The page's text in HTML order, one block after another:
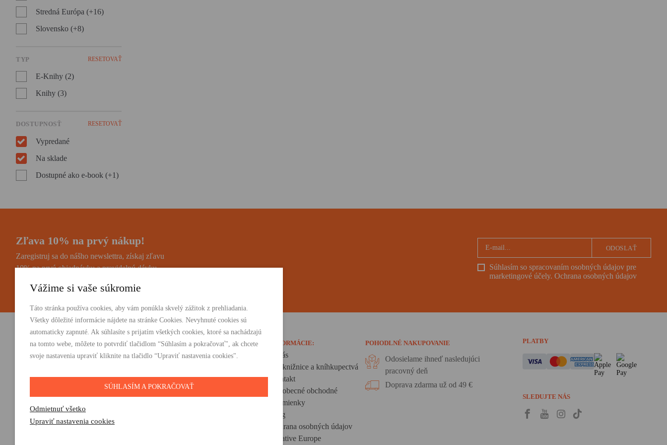
Stredná Európa (+16)
Slovensko (+8)
TYP RESETOVAŤ
E-Knihy (2)
Knihy (3)
DOSTUPNOSŤ RESETOVAŤ
Vypredané
Na sklade
Dostupné ako e-book (+1)
Zľava 10% na prvý nákup!
Zaregistruj sa do nášho newslettra, získaj zľavu
10% na prvú objednávku a pravidelnú dávku
Súhlasím so spracovaním osobných údajov pre
marketingové účely. Ochrana osobných údajov
ODOSLAŤ
Vydavateľstvo Absynt s.r.o.
Suvorovova 2683/30C, 010 01 Žilina
PRODUKTY:
Knihy
Darčeky
INFORMÁCIE:
O nás
Pre knižnice a kníhkupectvá
Kontakt
Všeobecné obchodné
podmienky
Blog
Ochrana osobných údajov
Creative Europe
POHODLNÉ NAKUPOVANIE
Odosielame ihneď nasledujúci
pracovný deň
Doprava zdarma už od 49 €
PLATBY
SLEDUJTE NÁS
Vážime si vaše súkromie
Táto stránka používa cookies, aby vám ponúkla skvelý zážitok z prehliadania.
Všetky dôležité informácie nájdete na stránke Cookies. Nevyhnuté cookies sú
automaticky zapnuté. Ak súhlasíte s prijatím všetkých cookies, ktoré sa nachádzajú
na tomto webe, môžete to potvrdiť tlačidlom “Súhlasím a pokračovať", ak chcete
svoje nastavenia upraviť kliknite na tlačidlo “Upraviť nastavenia cookies".
SÚHLASÍM A POKRAČOVAŤ
Odmietnuť všetko
Upraviť nastavenia cookies